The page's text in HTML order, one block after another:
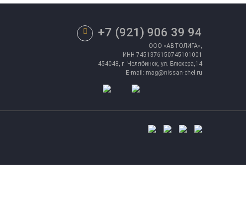
+7 (921) 906 39 94
ООО «АВТОЛИГА»,
ИНН 7451376150745101001
454048, г. Челябинск, ул. Блюхера,14
E-mail: mag@nissan-chel.ru